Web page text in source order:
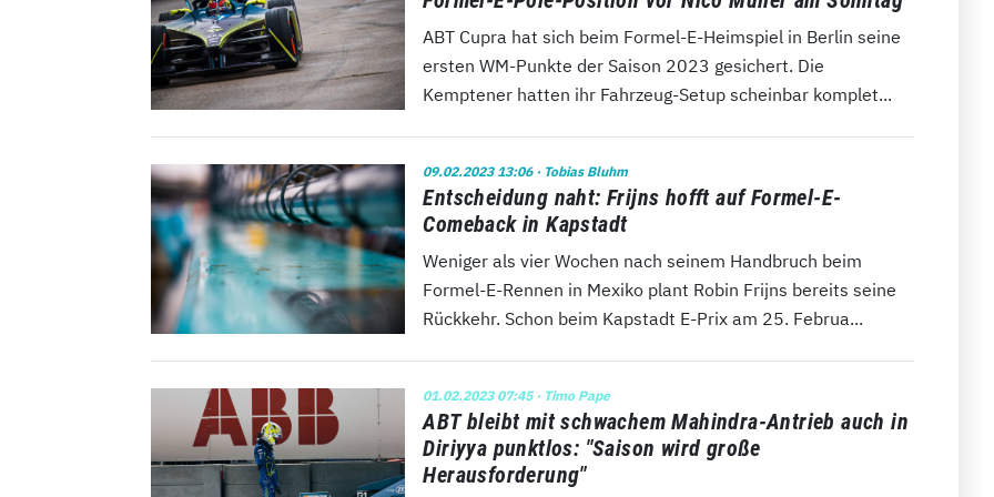
ABT Cupra hat sich beim Formel-E-Heimspiel in Berlin seine
ersten WM-Punkte der Saison 2023 gesichert. Die
Kemptener hatten ihr Fahrzeug-Setup scheinbar komplet...
09.02.2023 13:06· Tobias Bluhm
Entscheidung naht: Frijns hofft auf Formel-E-
Comeback in Kapstadt
Weniger als vier Wochen nach seinem Handbruch beim
Formel-E-Rennen in Mexiko plant Robin Frijns bereits seine
Rückkehr. Schon beim Kapstadt E-Prix am 25. Februa...
01.02.2023 07:45· Timo Pape
ABT bleibt mit schwachem Mahindra-Antrieb auch in
Diriyya punktlos: "Saison wird große
Herausforderung"